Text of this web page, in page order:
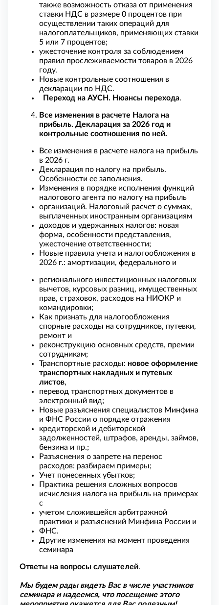
также возможность отказа от применения
ставки НДС в размере 0 процентов при
осуществлении таких операций для
налогоплательщиков, применяющих ставки
5 или 7 процентов;
ужесточение контроля за соблюдением
правил прослеживаемости товаров в 2026
году.
Новые контрольные соотношения в
декларации по НДС.
Переход на АУСН. Нюансы перехода.
Все изменения в расчете Налога на
прибыль. Декларация за 2026 год и
контрольные соотношения по ней.
Все изменения в расчете налога на прибыль
в 2026 г.
Декларация по налогу на прибыль.
Особенности ее заполнения.
Изменения в порядке исполнения функций
налогового агента по налогу на прибыль
организаций. Налоговый расчет о суммах,
выплаченных иностранным организациям
доходов и удержанных налогов: новая
форма, особенности представления,
ужесточение ответственности;
Новые правила учета и налогообложения в
2026 г.: амортизации, федерального и
регионального инвестиционных налоговых
вычетов, курсовых разниц, имущественных
прав, страховок, расходов на НИОКР и
командировки;
Как признать для налогообложения
спорные расходы на сотрудников, путевки,
ремонт и
реконструкцию основных средств, премии
сотрудникам;
Транспортные расходы: новое оформление
транспортных накладных и путевых
листов,
перевод транспортных документов в
электронный вид;
Новые разъяснения специалистов Минфина
и ФНС России о порядке отражения
кредиторской и дебиторской
задолженностей, штрафов, аренды, займов,
бензина и пр.;
Разъяснения о запрете на перенос
расходов: разбираем примеры;
Учет понесенных убытков;
Практика решения сложных вопросов
исчисления налога на прибыль на примерах
с
учетом сложившейся арбитражной
практики и разъяснений Минфина России и
ФНС.
Другие изменения на момент проведения
семинара
Ответы на вопросы слушателей.
Мы будем рады видеть Вас в числе участников
семинара и надеемся, что посещение этого